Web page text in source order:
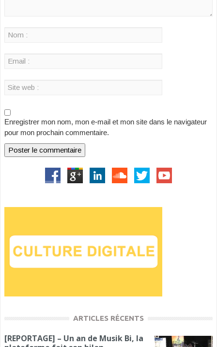
Enregistrer mon nom, mon e-mail et mon site dans le navigateur
pour mon prochain commentaire.
ARTICLES RÉCENTS
[REPORTAGE] – Un an de Musik Bi, la